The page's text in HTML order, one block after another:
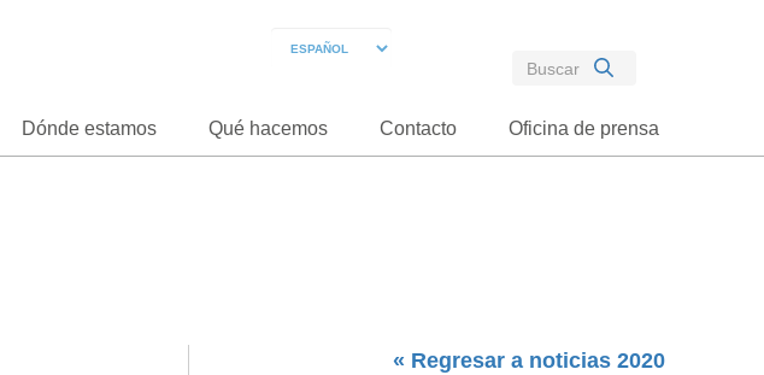
Dónde estamos Qué hacemos Contacto Oficina de prensa
« Regresar a noticias 2020